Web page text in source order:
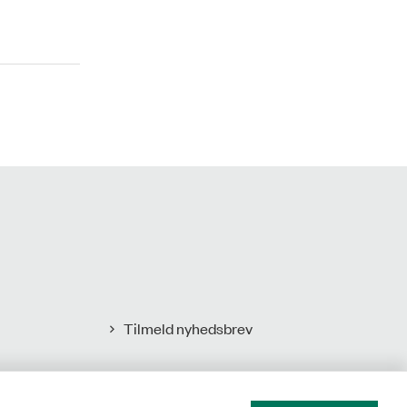
Tilmeld nyhedsbrev